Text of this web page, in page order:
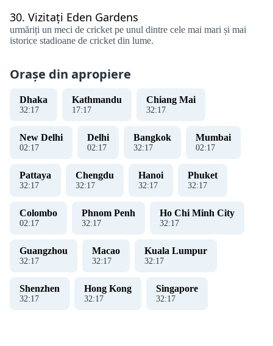
30. Vizitați Eden Gardens
urmăriți un meci de cricket pe unul dintre cele mai mari și mai
istorice stadioane de cricket din lume.
Orașe din apropiere
Dhaka
32:18
Kathmandu
17:18
Chiang Mai
32:18
New Delhi
02:18
Delhi
02:18
Bangkok
32:18
Mumbai
02:18
Pattaya
32:18
Chengdu
32:18
Hanoi
32:18
Phuket
32:18
Colombo
02:18
Phnom Penh
32:18
Ho Chi Minh City
32:18
Guangzhou
32:18
Macao
32:18
Kuala Lumpur
32:18
Shenzhen
32:18
Hong Kong
32:18
Singapore
32:18